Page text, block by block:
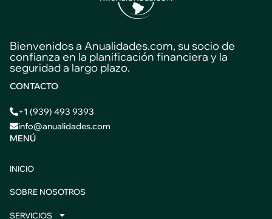
Bienvenidos a Anualidades.com, su socio de
confianza en la planificación financiera y la
seguridad a largo plazo.
CONTACTO
+1 (939) 493 9393
info@anualidades.com
MENÚ
INICIO
SOBRE NOSOTROS
SERVICIOS